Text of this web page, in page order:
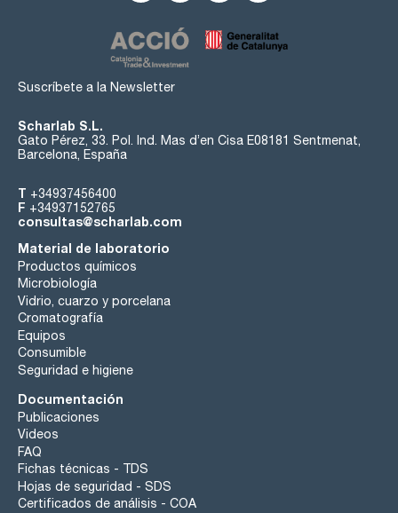
Suscríbete a la Newsletter
Scharlab S.L.
Gato Pérez, 33. Pol. Ind. Mas d’en Cisa E08181 Sentmenat,
Barcelona, España
T +34937456400
F +34937152765
consultas@scharlab.com
Material de laboratorio
Productos químicos
Microbiología
Vidrio, cuarzo y porcelana
Cromatografía
Equipos
Consumible
Seguridad e higiene
Documentación
Publicaciones
Videos
FAQ
Fichas técnicas - TDS
Hojas de seguridad - SDS
Certificados de análisis - COA